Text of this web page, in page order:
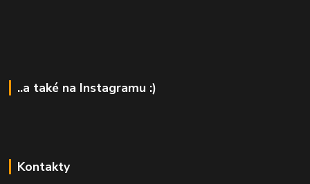
..a také na Instagramu :)
Kontakty